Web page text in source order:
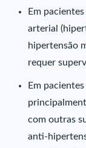
Em
arterial
hipertensão
requer
Em
com outras
anti-